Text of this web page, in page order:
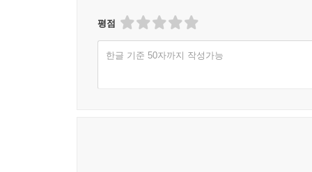
평점
한글 기준 50자까지 작성가능